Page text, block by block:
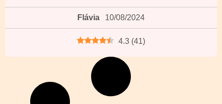
Flávia 10/08/2024
4.3 (41)